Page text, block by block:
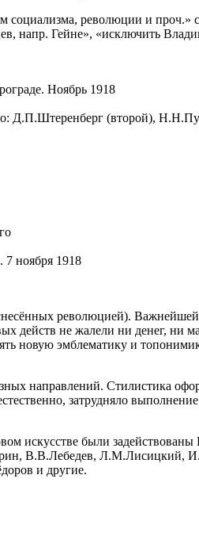
революции и
напр. Гейне», «исключить
Ноябрь 1918
Д.П.Штеренберг (второй),
ноября 1918
революцией).
не жалели ни денег, ни
новую эмблематику и
направлений. Стилистика
затрудняло
искусстве были
В.В.Лебедев,
и другие.